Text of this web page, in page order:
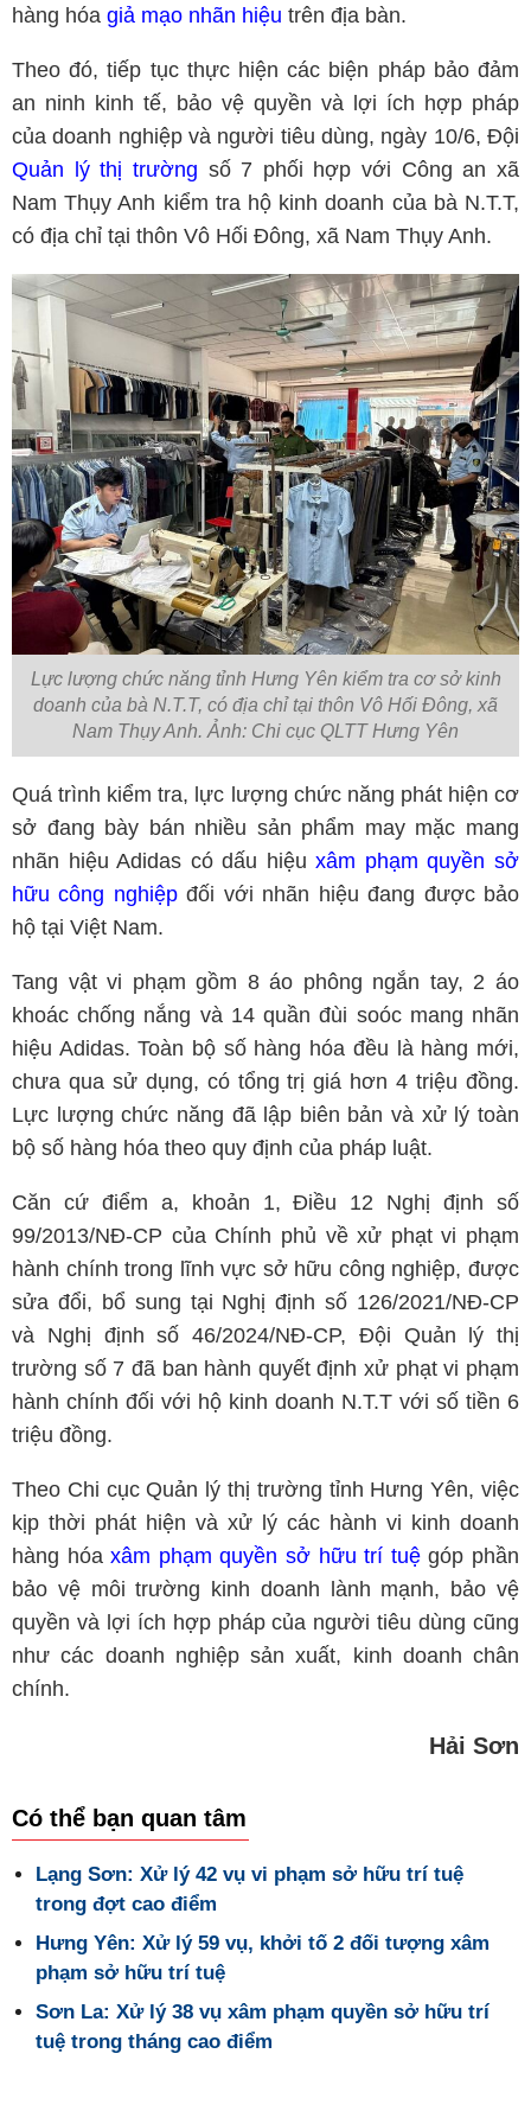
hàng hóa giả mạo nhãn hiệu trên địa bàn.
Theo đó, tiếp tục thực hiện các biện pháp bảo đảm
an ninh kinh tế, bảo vệ quyền và lợi ích hợp pháp
của doanh nghiệp và người tiêu dùng, ngày 10/6, Đội
Quản lý thị trường số 7 phối hợp với Công an xã
Nam Thụy Anh kiểm tra hộ kinh doanh của bà N.T.T,
có địa chỉ tại thôn Vô Hối Đông, xã Nam Thụy Anh.
Lực lượng chức năng tỉnh Hưng Yên kiểm tra cơ sở kinh
doanh của bà N.T.T, có địa chỉ tại thôn Vô Hối Đông, xã
Nam Thụy Anh. Ảnh: Chi cục QLTT Hưng Yên
Quá trình kiểm tra, lực lượng chức năng phát hiện cơ
sở đang bày bán nhiều sản phẩm may mặc mang
nhãn hiệu Adidas có dấu hiệuxâm phạm quyền sở
hữu công nghiệpđối với nhãn hiệu đang được bảo
hộ tại Việt Nam.
Tang vật vi phạm gồm 8 áo phông ngắn tay, 2 áo
khoác chống nắng và 14 quần đùi soóc mang nhãn
hiệu Adidas. Toàn bộ số hàng hóa đều là hàng mới,
chưa qua sử dụng, có tổng trị giá hơn 4 triệu đồng.
Lực lượng chức năng đã lập biên bản và xử lý toàn
bộ số hàng hóa theo quy định của pháp luật.
Căn cứ điểm a, khoản 1, Điều 12 Nghị định số
99/2013/NĐ-CP của Chính phủ về xử phạt vi phạm
hành chính trong lĩnh vực sở hữu công nghiệp, được
sửa đổi, bổ sung tại Nghị định số 126/2021/NĐ-CP
và Nghị định số 46/2024/NĐ-CP, Đội Quản lý thị
trường số 7 đã ban hành quyết định xử phạt vi phạm
hành chính đối với hộ kinh doanh N.T.T với số tiền 6
triệu đồng.
Theo Chi cục Quản lý thị trường tỉnh Hưng Yên, việc
kịp thời phát hiện và xử lý các hành vi kinh doanh
hàng hóaxâm phạm quyền sở hữu trí tuệgóp phần
bảo vệ môi trường kinh doanh lành mạnh, bảo vệ
quyền và lợi ích hợp pháp của người tiêu dùng cũng
như các doanh nghiệp sản xuất, kinh doanh chân
chính.
Hải Sơn
Có thể bạn quan tâm
Lạng Sơn: Xử lý 42 vụ vi phạm sở hữu trí tuệ
trong đợt cao điểm
Hưng Yên: Xử lý 59 vụ, khởi tố 2 đối tượng xâm
phạm sở hữu trí tuệ
Sơn La: Xử lý 38 vụ xâm phạm quyền sở hữu trí
tuệ trong tháng cao điểm